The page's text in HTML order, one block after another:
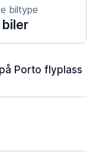
biltype
biler
Porto flyplass